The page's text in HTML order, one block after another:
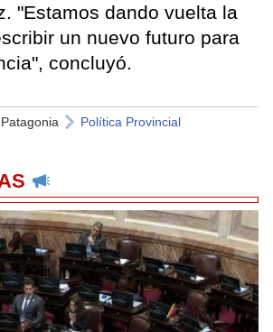
"Estamos dando vuelta la
un nuevo futuro para
concluyó.
Política Provincial